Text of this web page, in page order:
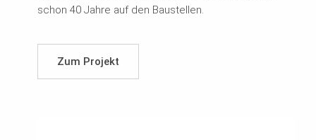
schon 40 Jahre auf den Baustellen.
Zum Projekt